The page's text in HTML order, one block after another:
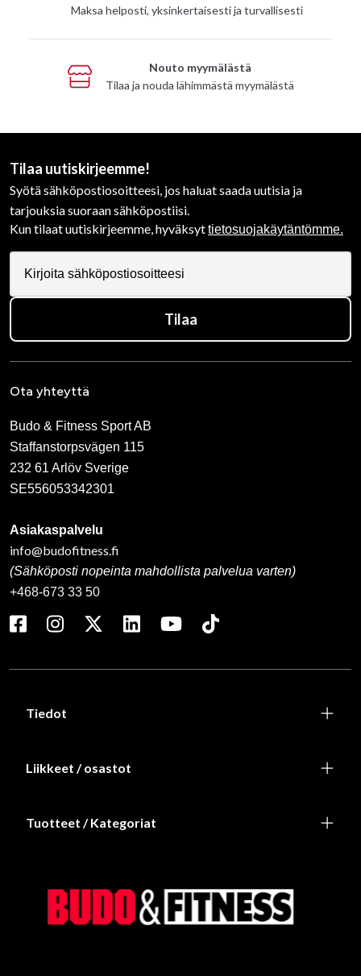
Maksa helposti, yksinkertaisesti ja turvallisesti
Nouto myymälästä
Tilaa ja nouda lähimmästä myymälästä
Tilaa uutiskirjeemme!
Syötä sähköpostiosoitteesi, jos haluat saada uutisia ja
tarjouksia suoraan sähköpostiisi.
Kun tilaat uutiskirjeemme, hyväksyttietosuojakäytäntömme.
Tilaa
Ota yhteyttä
Budo & Fitness Sport AB
Staffanstorpsvägen 115
232 61 Arlöv Sverige
SE556053342301
Asiakaspalvelu
info@budofitness.fi
(Sähköposti nopeinta mahdollista palvelua varten)
+468-673 33 50
Tiedot
Liikkeet / osastot
Tuotteet / Kategoriat